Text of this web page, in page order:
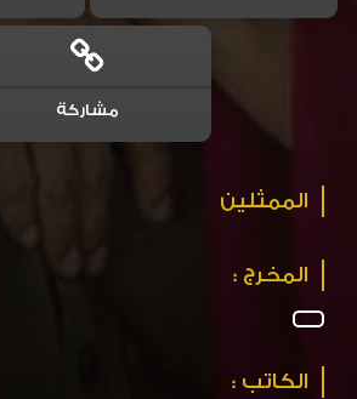
مشاركة
الممثلين
المخرج :
الكاتب :